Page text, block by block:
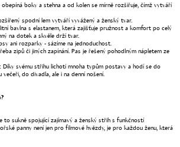
boky a stehna a od kolen se mírně rozšiřuje, čímž vytváří
spodní lem vytváří vyvážený a ženský tvar.
bavlna s elastanem, která zajišťuje pružnost a komfort po celý
na dotek a skvěle drží tvar.
ani rozparky - sázíme na jednoduchost.
zipů či jiných zapínání. Pas je řešený pohodlným nápletem ze
Díky svému střihu lichotí mnoha typům postavy a hodí se do
do divadla, ale i na denní nošení.
to sukně spojující zajímavý a ženský střih s funkčností
panny není jen pro filmové hvězdy, je pro každou ženu, která